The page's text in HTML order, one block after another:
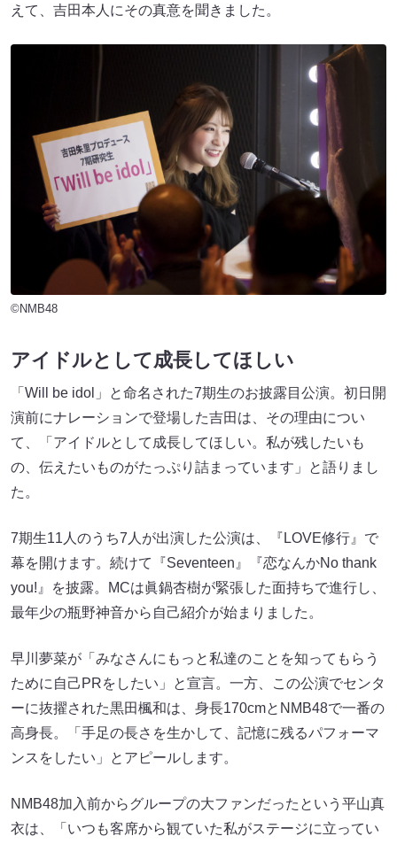
えて、吉田本人にその真意を聞きました。
©NMB48
アイドルとして成長してほしい
「Will be idol」と命名された7期生のお披露目公演。初日開
演前にナレーションで登場した吉田は、その理由につい
て、「アイドルとして成長してほしい。私が残したいも
の、伝えたいものがたっぷり詰まっています」と語りまし
た。
7期生11人のうち7人が出演した公演は、『LOVE修行』で
幕を開けます。続けて『Seventeen』『恋なんかNo thank
you!』を披露。MCは眞鍋杏樹が緊張した面持ちで進行し、
最年少の瓶野神音から自己紹介が始まりました。
早川夢菜が「みなさんにもっと私達のことを知ってもらう
ために自己PRをしたい」と宣言。一方、この公演でセンタ
ーに抜擢された黒田楓和は、身長170cmとNMB48で一番の
高身長。「手足の長さを生かして、記憶に残るパフォーマ
ンスをしたい」とアピールします。
NMB48加入前からグループの大ファンだったという平山真
衣は、「いつも客席から観ていた私がステージに立ってい